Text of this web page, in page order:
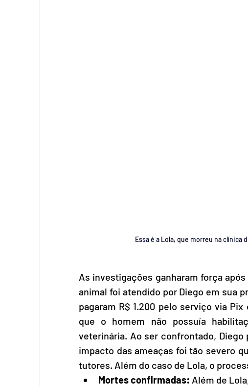
Essa é a Lola, que morreu na clínica
As investigações ganharam força
animal foi atendido por Diego em sua
pagaram R$ 1.200 pelo serviço via
que o homem não possuía
veterinária. Ao ser confrontado,
impacto das ameaças foi tão severo
tutores. Além do caso de Lola, o
Mortes confirmadas: Além de